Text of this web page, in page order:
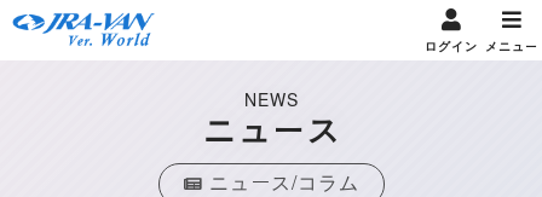
ログイン メニュー
NEWS
ニュース
ニュース/コラム